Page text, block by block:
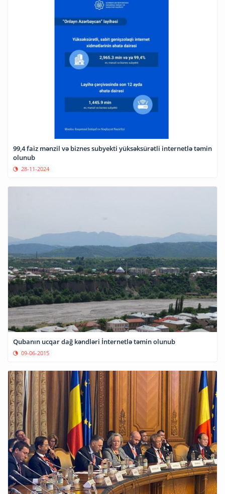
99,4 faiz mənzil və biznes subyekti yüksəksürətli internetlə təmin
olunub
28-11-2024
Qubanın ucqar dağ kəndləri İnternetlə təmin olunub
09-06-2015